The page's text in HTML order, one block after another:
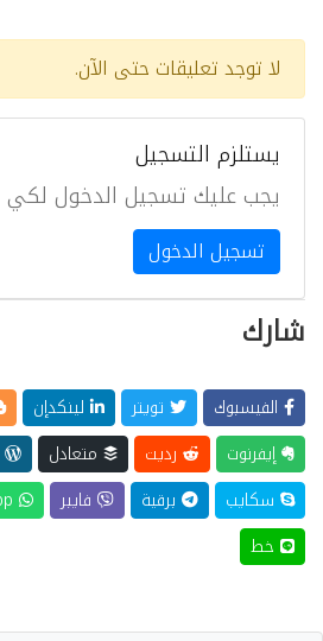
لا توجد تعليقات حتى الآن.
يستلزم التسجيل
يجب عليك تسجيل الدخول لكي
تسجيل الدخول
شارك
الفيسبوك تويتر لينكدإن
إيفرنوت
رديت متعادل
سكايب
برقية فايبر
خط